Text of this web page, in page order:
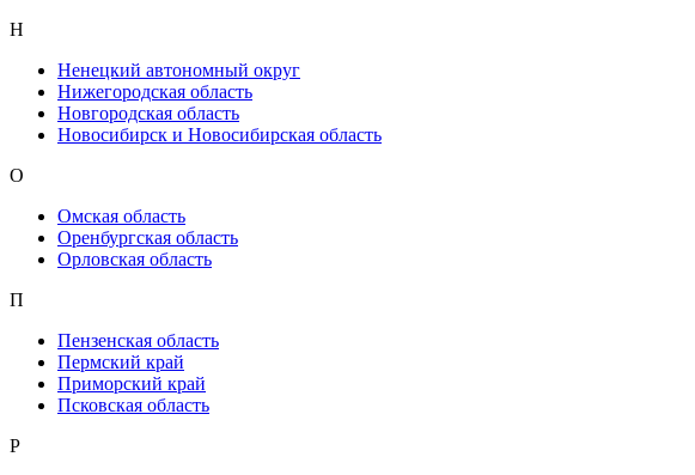
Н
Ненецкий автономный округ
Нижегородская область
Новгородская область
Новосибирск и Новосибирская область
О
Омская область
Оренбургская область
Орловская область
П
Пензенская область
Пермский край
Приморский край
Псковская область
Р